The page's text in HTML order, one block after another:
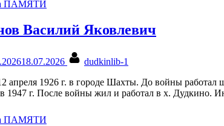
ПАМЯТИ
Василий Яковлевич
18.07.2026
dudkinlib-1
апреля 1926 г. в городе Шахты. До войны
в 1947 г. После войны жил и работал в х. Дудкино.
ПАМЯТИ